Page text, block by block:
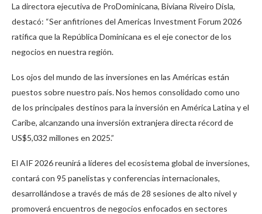
La directora ejecutiva de ProDominicana, Biviana Riveiro Disla,
destacó: “Ser anfitriones del Americas Investment Forum 2026
ratifica que la República Dominicana es el eje conector de los
negocios en nuestra región.
Los ojos del mundo de las inversiones en las Américas están
puestos sobre nuestro país. Nos hemos consolidado como uno
de los principales destinos para la inversión en América Latina y el
Caribe, alcanzando una inversión extranjera directa récord de
US$5,032 millones en 2025.”
El AIF 2026 reunirá a líderes del ecosistema global de inversiones,
contará con 95 panelistas y conferencias internacionales,
desarrollándose a través de más de 28 sesiones de alto nivel y
promoverá encuentros de negocios enfocados en sectores